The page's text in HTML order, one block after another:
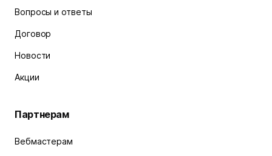
Вопросы и ответы
Договор
Новости
Акции
Партнерам
Вебмастерам